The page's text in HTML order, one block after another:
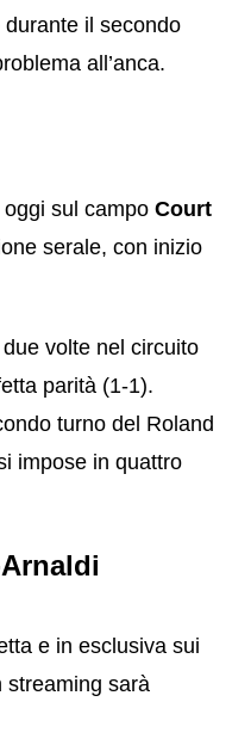
il secondo
all’anca.
sul campo Court
serale, con inizio
volte nel circuito
parità (1-1).
turno del Roland
impose in quattro
e in esclusiva sui
streaming sarà